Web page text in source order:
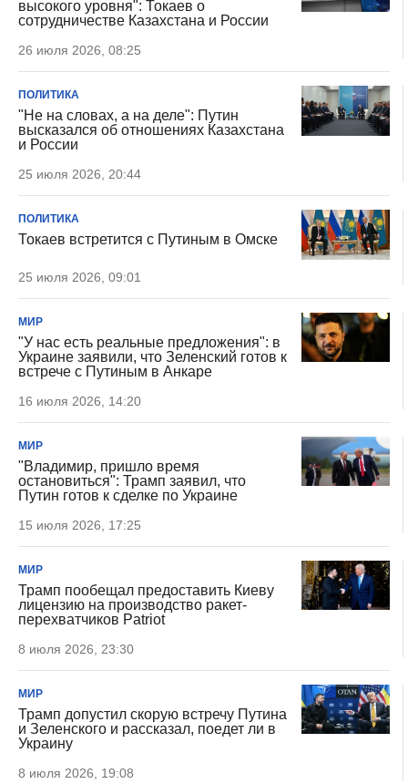
высокого уровня": Токаев о
сотрудничестве Казахстана и России
26 июля 2026, 08:25
ПОЛИТИКА
"Не на словах, а на деле": Путин
высказался об отношениях Казахстана
и России
25 июля 2026, 20:44
ПОЛИТИКА
Токаев встретится с Путиным в Омске
25 июля 2026, 09:01
МИР
"У нас есть реальные предложения": в
Украине заявили, что Зеленский готов к
встрече с Путиным в Анкаре
16 июля 2026, 14:20
МИР
"Владимир, пришло время
остановиться": Трамп заявил, что
Путин готов к сделке по Украине
15 июля 2026, 17:25
МИР
Трамп пообещал предоставить Киеву
лицензию на производство ракет-
перехватчиков Patriot
8 июля 2026, 23:30
МИР
Трамп допустил скорую встречу Путина
и Зеленского и рассказал, поедет ли в
Украину
8 июля 2026, 19:08